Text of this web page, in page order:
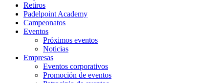
Retiros
Padelpoint Academy
Campeonatos
Eventos
Próximos eventos
Noticias
Empresas
Eventos corporativos
Promoción de eventos